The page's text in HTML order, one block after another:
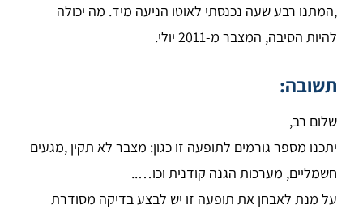
,המתנו רבע שעה נכנסתי לאוטו הניעה מיד. מה יכולה
להיות הסיבה, המצבר מ-2011 יולי.
תשובה:
שלום רב,
יתכנו מספר גורמים לתופעה זו כגון: מצבר לא תקין ,מגעים
חשמליים, מערכות הגנה קודנית וכו…..
על מנת לאבחן את תופעה זו יש לבצע בדיקה מסודרת